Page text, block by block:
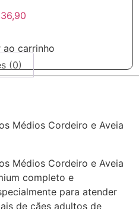
36,90
ao carrinho
(0)
Médios Cordeiro e Aveia
Médios Cordeiro e Aveia
completo e
para atender
de cães adultos de